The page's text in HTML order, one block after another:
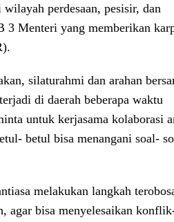
perdesaan, pesisir, dan
3 Menteri yang memberikan
silaturahmi dan arahan
di daerah beberapa waktu
untuk kerjasama kolaborasi
betul bisa menangani soal-
melakukan langkah
agar bisa menyelesaikan